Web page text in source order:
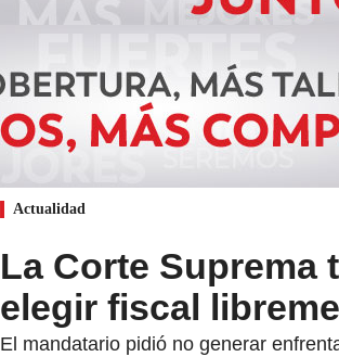
Actualidad
La Corte Suprema
elegir fiscal
El mandatario pidió no generar